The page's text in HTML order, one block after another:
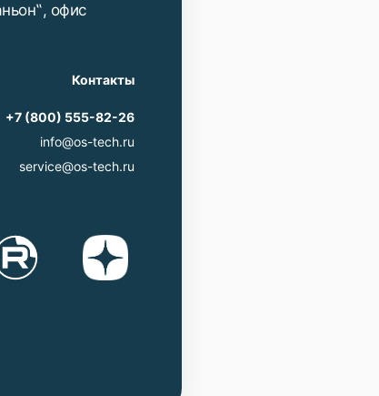
офис
Контакты
+7 (800) 555-82-26
info@os-tech.ru
service@os-tech.ru